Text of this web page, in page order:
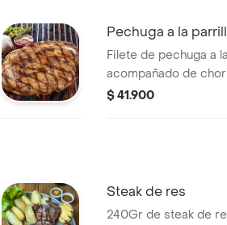
Pechuga a la
Filete de pechuga a
acompañado de
papas en casco o
$ 41.900
Steak de res
240Gr de steak de